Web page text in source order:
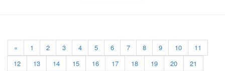
« 1 2 3 4 5 6 7 8 9 10
11
12
13 14 15 16 17 18 19 20
21